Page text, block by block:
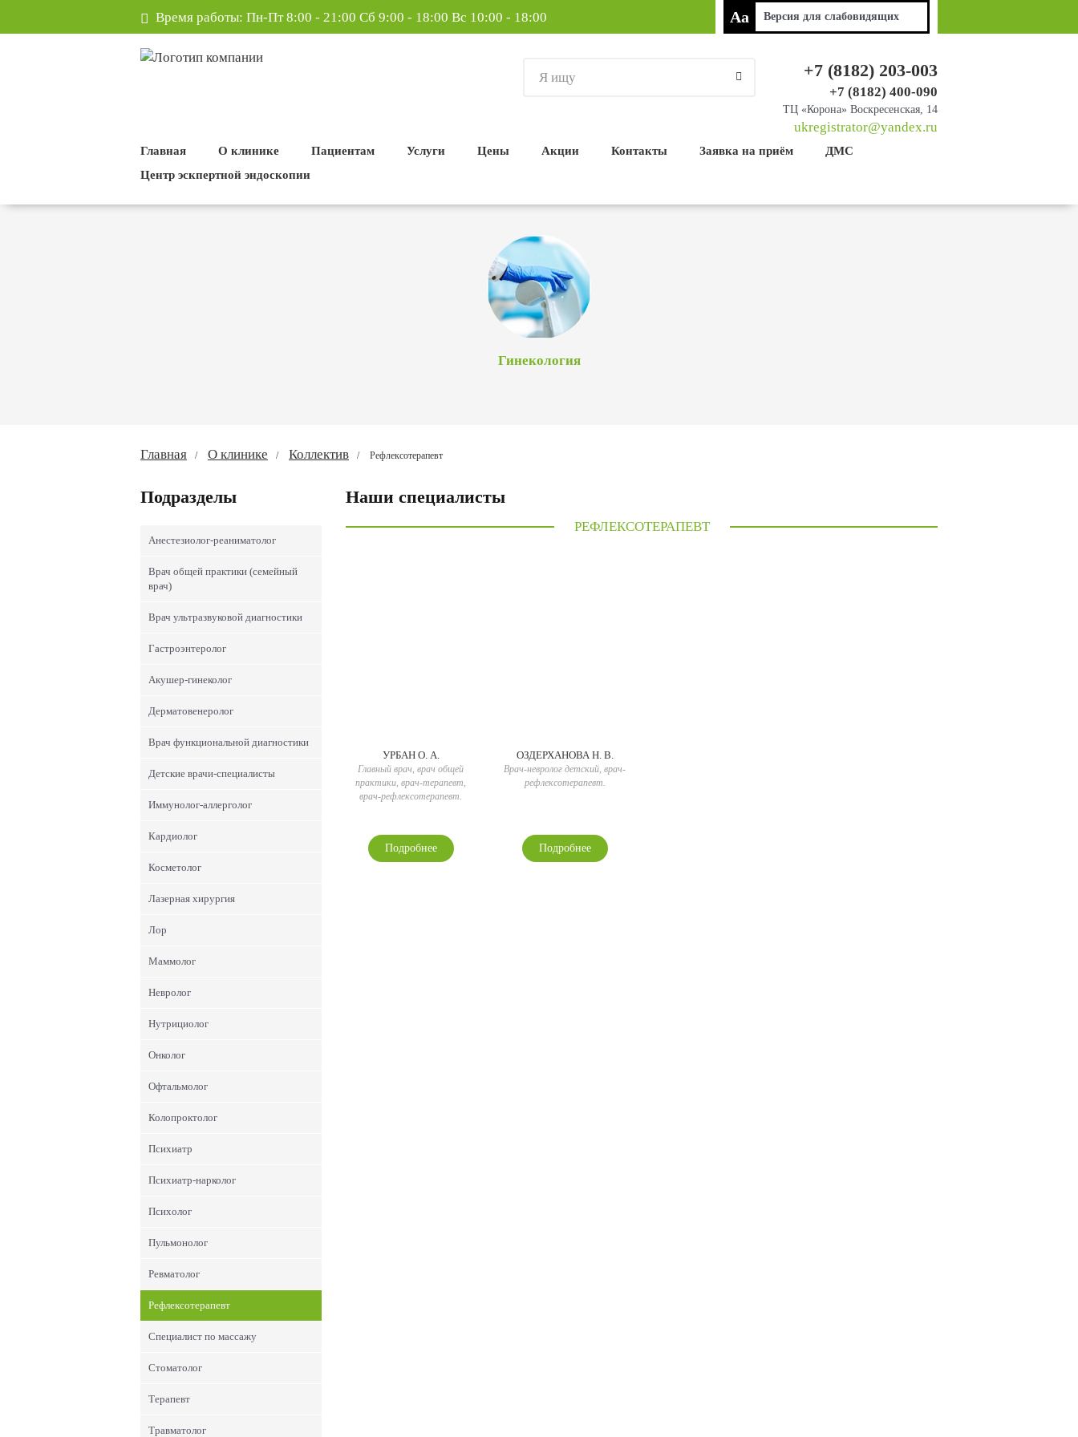
Время работы: Пн-Пт 8:00 - 21:00 Сб 9:00 - 18:00 Вс 10:00 - 18:00 Aa Версия для слабовидящих
+7 (8182) 203-003
+7 (8182) 400-090
ТЦ «Корона» Воскресенская, 14
ukregistrator@yandex.ru
Главная О клинике Пациентам Услуги Цены Акции Контакты Заявка на приём
ДМС
Центр эскпертной эндоскопии
Гинекология
Главная О клинике Коллектив Рефлексотерапевт
Подразделы
Анестезиолог-реаниматолог
Врач общей практики (семейный
врач)
Врач ультразвуковой диагностики
Гастроэнтеролог
Акушер-гинеколог
Дерматовенеролог
Врач функциональной диагностики
Детские врачи-специалисты
Иммунолог-аллерголог
Кардиолог
Косметолог
Лазерная хирургия
Лор
Маммолог
Невролог
Нутрициолог
Онколог
Офтальмолог
Колопроктолог
Психиатр
Психиатр-нарколог
Психолог
Пульмонолог
Ревматолог
Рефлексотерапевт
Специалист по массажу
Стоматолог
Терапевт
Травматолог
Наши специалисты
РЕФЛЕКСОТЕРАПЕВТ
УРБАН О. А.
Главный врач, врач общей
практики, врач-терапевт,
врач-рефлексотерапевт.
Подробнее
ОЗДЕРХАНОВА Н. В.
Врач-невролог детский, врач-
рефлексотерапевт.
Подробнее